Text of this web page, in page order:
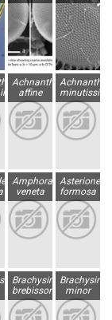
Achnanthidium
affine
Amphora
veneta
Asterionella
formosa
Brachysira
brebissonii
Brachysira
minor